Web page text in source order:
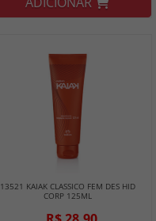
13521 KAIAK CLASSICO FEM DES HID
CORP 125ML